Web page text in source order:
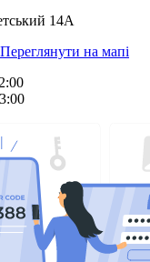
14А
Переглянути на мапі